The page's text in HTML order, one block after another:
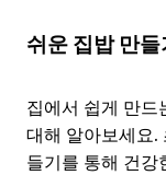
쉬운 집밥 만
집에서 쉽게 만드
대해 알아보세요.
들기를 통해 건강